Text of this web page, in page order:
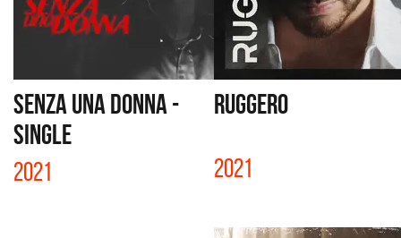
SENZA UNA DONNA -
SINGLE
2021
RUGGERO
2021